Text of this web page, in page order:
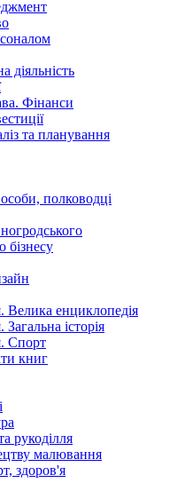
діяльність
Фінанси
та планування
полководці
бізнесу
Велика енциклопедія
історія
Спорт
книг
рукоділля
малювання
здоров'я